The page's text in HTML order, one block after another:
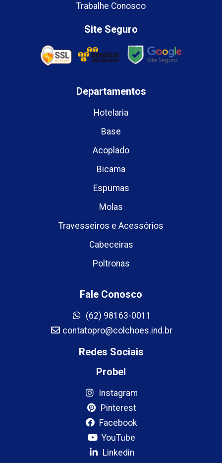
Trabalhe Conosco
Site Seguro
Departamentos
Hotelaria
Base
Acoplado
Bicama
Espumas
Molas
Travesseiros e Acessórios
Cabeceiras
Poltronas
Fale Conosco
(62) 98163-0011
contatopro@colchoes.ind.br
Redes Sociais
Probel
Instagram
Pinterest
Facebook
YouTube
Linkedin